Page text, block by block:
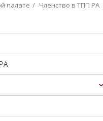
палате
Членство в ТПП РА